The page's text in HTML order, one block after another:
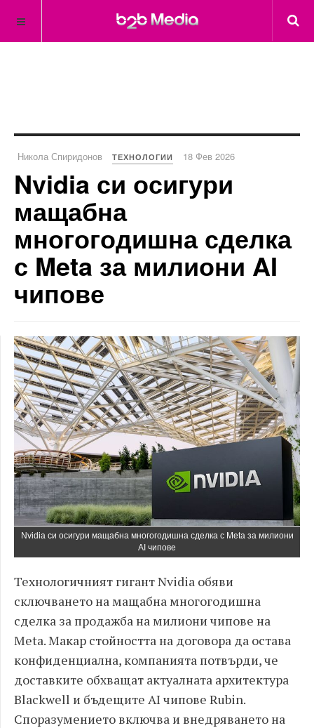
Никола Спиридонов ТЕХНОЛОГИИ 18 Фев 2026
Nvidia си осигури
мащабна
многогодишна сделка
с Meta за милиони AI
чипове
Nvidia си осигури мащабна многогодишна сделка с Meta за милиони
AI чипове
Технологичният гигант Nvidia обяви
сключването на мащабна многогодишна
сделка за продажба на милиони чипове на
Meta. Макар стойността на договора да остава
конфиденциална, компанията потвърди, че
доставките обхващат актуалната архитектура
Blackwell и бъдещите AI чипове Rubin.
Споразумението включва и внедряването на